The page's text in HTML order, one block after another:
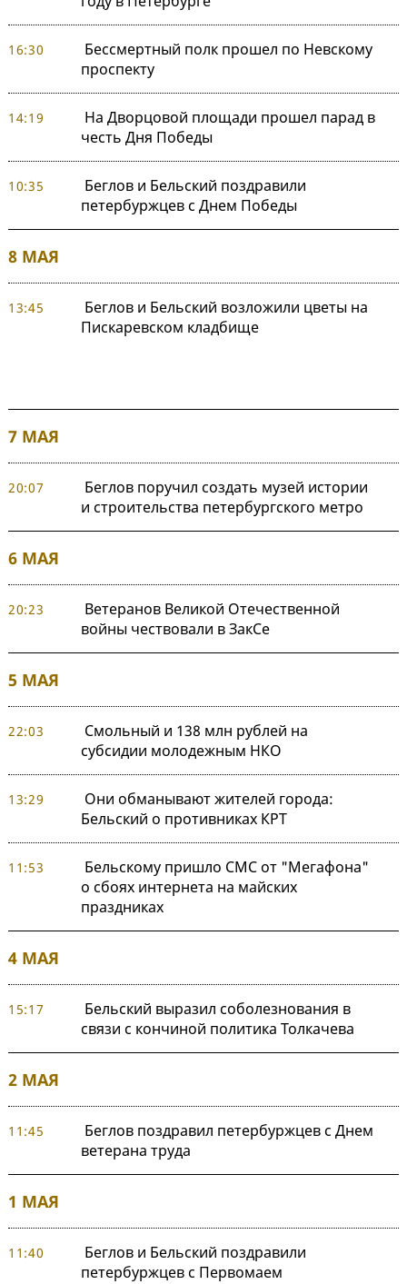
16:30
Бессмертный полк прошел по Невскому
проспекту
14:19
На Дворцовой площади прошел парад в
честь Дня Победы
10:35
Беглов и Бельский поздравили
петербуржцев с Днем Победы
8 МАЯ
13:45
Беглов и Бельский возложили цветы на
Пискаревском кладбище
7 МАЯ
20:07
Беглов поручил создать музей истории
и строительства петербургского метро
6 МАЯ
20:23
Ветеранов Великой Отечественной
войны чествовали в ЗакСе
5 МАЯ
22:03
Смольный и 138 млн рублей на
субсидии молодежным НКО
13:29
Они обманывают жителей города:
Бельский о противниках КРТ
11:53
Бельскому пришло СМС от "Мегафона"
о сбоях интернета на майских
праздниках
4 МАЯ
15:17
Бельский выразил соболезнования в
связи с кончиной политика Толкачева
2 МАЯ
11:45
Беглов поздравил петербуржцев с Днем
ветерана труда
1 МАЯ
11:40
Беглов и Бельский поздравили
петербуржцев с Первомаем